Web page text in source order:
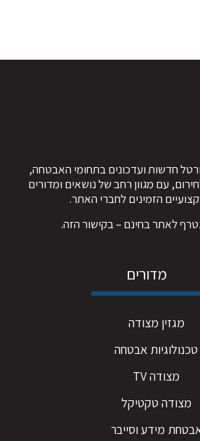
חדשות ועדכונים בתחומי האבטחה,
עם מגוון רחב של נושאים ומדורים
הזמינים לחברי האתר.
לאתר בחינם – בקישור הזה.
מדורים
מגזין מצודה
טכנולוגיות אבטחה
מצודה TV
מצודה טקטיקל
מידע וסייבר